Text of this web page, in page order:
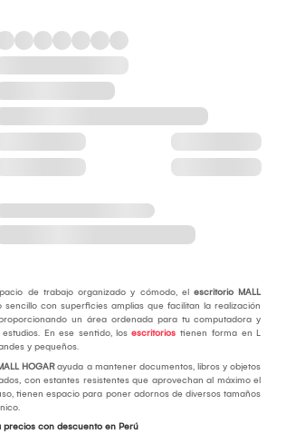
de trabajo organizado y cómodo, elescritorio MALL
con superficies amplias que facilitan la realización
un área ordenada para tu computadora y
En ese sentido, los escritorios tienen forma en L
y pequeños.
HOGARayuda a mantener documentos, libros y objetos
con estantes resistentes que aprovechan al máximo el
tienen espacio para poner adornos de diversos tamaños
precios con descuento en Perú